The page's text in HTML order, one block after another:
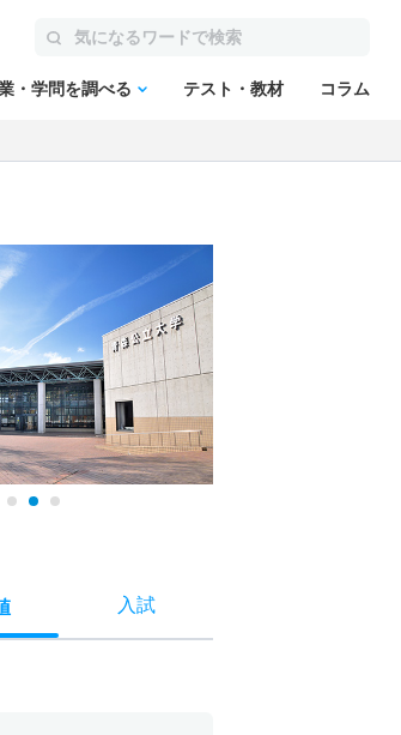
・学問を調べる テスト・教材 コラム
入試